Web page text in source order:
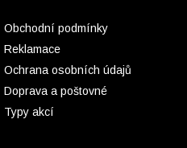
Obchodní podmínky
Reklamace
Ochrana osobních údajů
Doprava a poštovné
Typy akcí